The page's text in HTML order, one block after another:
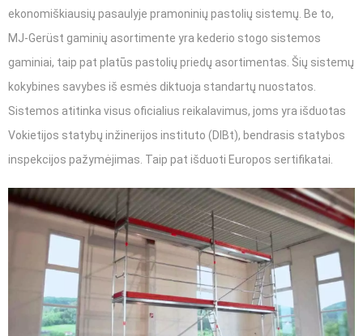
ekonomiškiausių pasaulyje pramoninių pastolių sistemų. Be to,
MJ-Gerüst gaminių asortimente yra kederio stogo sistemos
gaminiai, taip pat platūs pastolių priedų asortimentas. Šių sistemų
kokybines savybes iš esmės diktuoja standartų nuostatos.
Sistemos atitinka visus oficialius reikalavimus, joms yra išduotas
Vokietijos statybų inžinerijos instituto (DIBt), bendrasis statybos
inspekcijos pažymėjimas. Taip pat išduoti Europos sertifikatai.